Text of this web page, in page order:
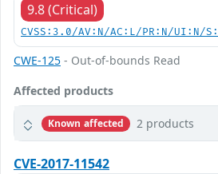
9.8 (Critical)
CVSS:3.0/AV:N/AC:L/PR:N/UI:N/
CWE-125 - Out-of-bounds Read
Affected products
Known affected 2 products
CVE-2017-11542